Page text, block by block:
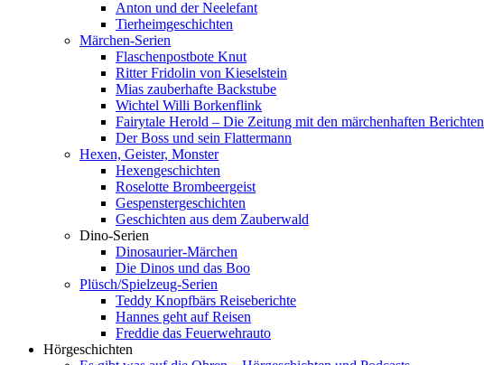
Anton und der Neelefant
Tierheimgeschichten
Märchen-Serien
Flaschenpostbote Knut
Ritter Fridolin von Kieselstein
Mias zauberhafte Backstube
Wichtel Willi Borkenflink
Fairytale Herold – Die Zeitung mit den märchenhaften Berichten
Der Boss und sein Flattermann
Hexen, Geister, Monster
Hexengeschichten
Roselotte Brombeergeist
Gespenstergeschichten
Geschichten aus dem Zauberwald
Dino-Serien
Dinosaurier-Märchen
Die Dinos und das Boo
Plüsch/Spielzeug-Serien
Teddy Knopfbärs Reiseberichte
Hannes geht auf Reisen
Freddie das Feuerwehrauto
Hörgeschichten